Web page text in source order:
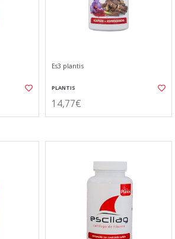
Es3 plantis
PLANTIS
14,77€